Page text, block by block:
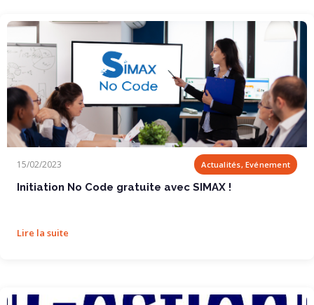
15/02/2023 Actualités, Evénement
Initiation No Code gratuite avec SIMAX !
Lire la suite